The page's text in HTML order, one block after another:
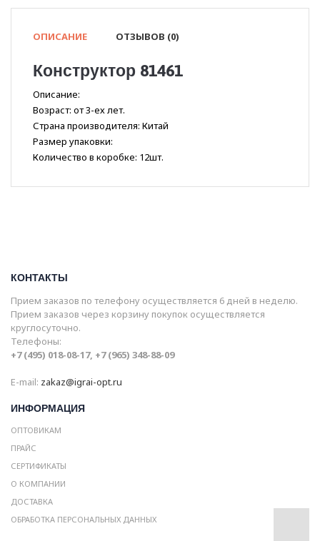
ОПИСАНИЕ ОТЗЫВОВ (0)
Конструктор 81461
Описание:
Возраст: от 3-ех лет.
Страна производителя: Китай
Размер упаковки:
Количество в коробке: 12шт.
КОНТАКТЫ
Прием заказов по телефону осуществляется 6 дней в неделю.
Прием заказов через корзину покупок осуществляется
круглосуточно.
Телефоны:
+7 (495) 018-08-17, +7 (965) 348-88-09
E-mail: zakaz@igrai-opt.ru
ИНФОРМАЦИЯ
ОПТОВИКАМ
ПРАЙС
СЕРТИФИКАТЫ
О КОМПАНИИ
ДОСТАВКА
ОБРАБОТКА ПЕРСОНАЛЬНЫХ ДАННЫХ